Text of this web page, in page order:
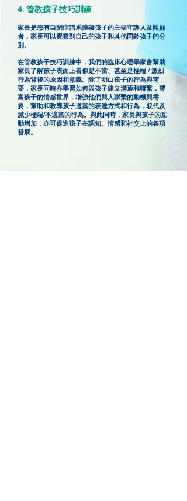
4. 管教孩子技巧訓練
家長是患有自閉症譜系障礙孩子的主要守護人及照顧
者，家長可以覺察到自己的孩子和其他同齢孩子的分
別。
在管教孩子技巧訓練中，我們的臨床心理學家會幫助
家長了解孩子表面上看似是不當、甚至是極端 / 激烈
行為背後的原因和意義。除了明白孩子的行為與需
要，家長同時亦學習如何與孩子建立溝通和聯繫，豐
富孩子的情感世界，增強他們與人聯繫的動機與需
要，幫助和教導孩子適當的表達方式和行為，取代及
減少極端/不適當的行為。與此同時，家長與孩子的互
動增加，亦可促進孩子在認知、情感和社交上的各項
發展。